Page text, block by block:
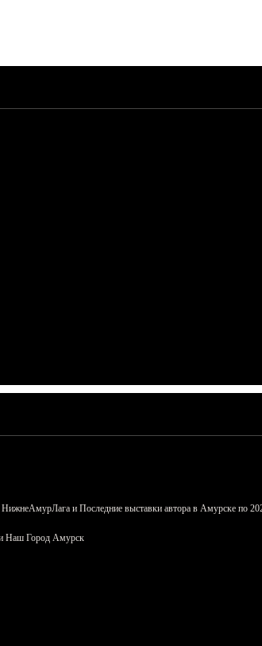
и Последние выставки автора в Амурске по
и Наш Город Амурск